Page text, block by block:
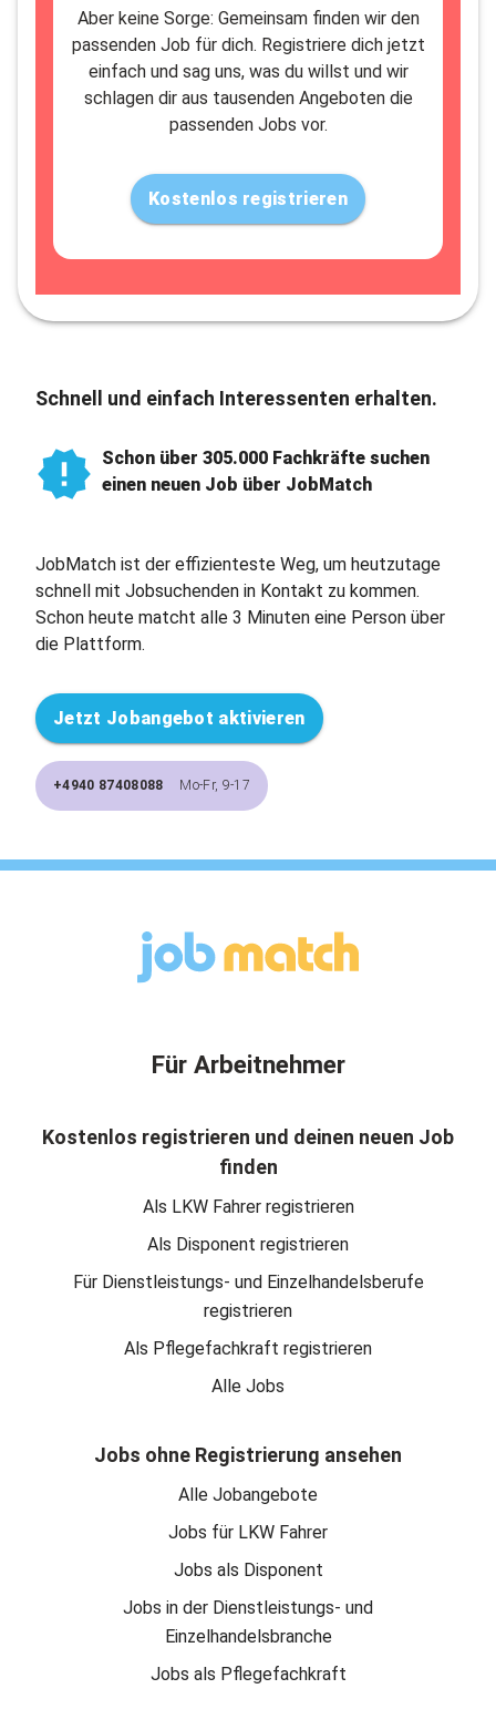
Aber keine Sorge: Gemeinsam finden wir den
passenden Job für dich. Registriere dich jetzt
einfach und sag uns, was du willst und wir
schlagen dir aus tausenden Angeboten die
passenden Jobs vor.
Kostenlos registrieren
Schnell und einfach Interessenten erhalten.
Schon über 305.000 Fachkräfte suchen
einen neuen Job über JobMatch
JobMatch ist der effizienteste Weg, um heutzutage
schnell mit Jobsuchenden in Kontakt zu kommen.
Schon heute matcht alle 3 Minuten eine Person über
die Plattform.
Jetzt Jobangebot aktivieren
+4940 87408088 Mo-Fr, 9-17
Für Arbeitnehmer
Kostenlos registrieren und deinen neuen Job
finden
Als LKW Fahrer registrieren
Als Disponent registrieren
Für Dienstleistungs- und Einzelhandelsberufe
registrieren
Als Pflegefachkraft registrieren
Alle Jobs
Jobs ohne Registrierung ansehen
Alle Jobangebote
Jobs für LKW Fahrer
Jobs als Disponent
Jobs in der Dienstleistungs- und
Einzelhandelsbranche
Jobs als Pflegefachkraft